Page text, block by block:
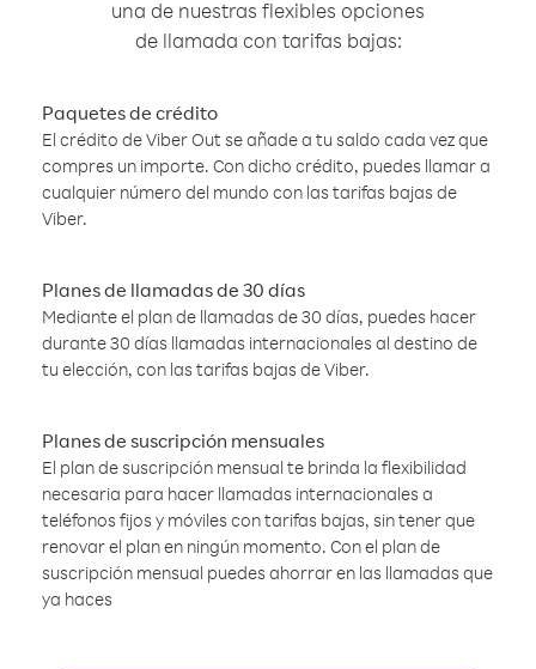
una de nuestras flexibles opciones
de llamada con tarifas bajas:
Paquetes de crédito
El crédito de Viber Out se añade a tu saldo cada vez que
compres un importe. Con dicho crédito, puedes llamar a
cualquier número del mundo con las tarifas bajas de
Viber.
Planes de llamadas de 30 días
Mediante el plan de llamadas de 30 días, puedes hacer
durante 30 días llamadas internacionales al destino de
tu elección, con las tarifas bajas de Viber.
Planes de suscripción mensuales
El plan de suscripción mensual te brinda la flexibilidad
necesaria para hacer llamadas internacionales a
teléfonos fijos y móviles con tarifas bajas, sin tener que
renovar el plan en ningún momento. Con el plan de
suscripción mensual puedes ahorrar en las llamadas que
ya haces